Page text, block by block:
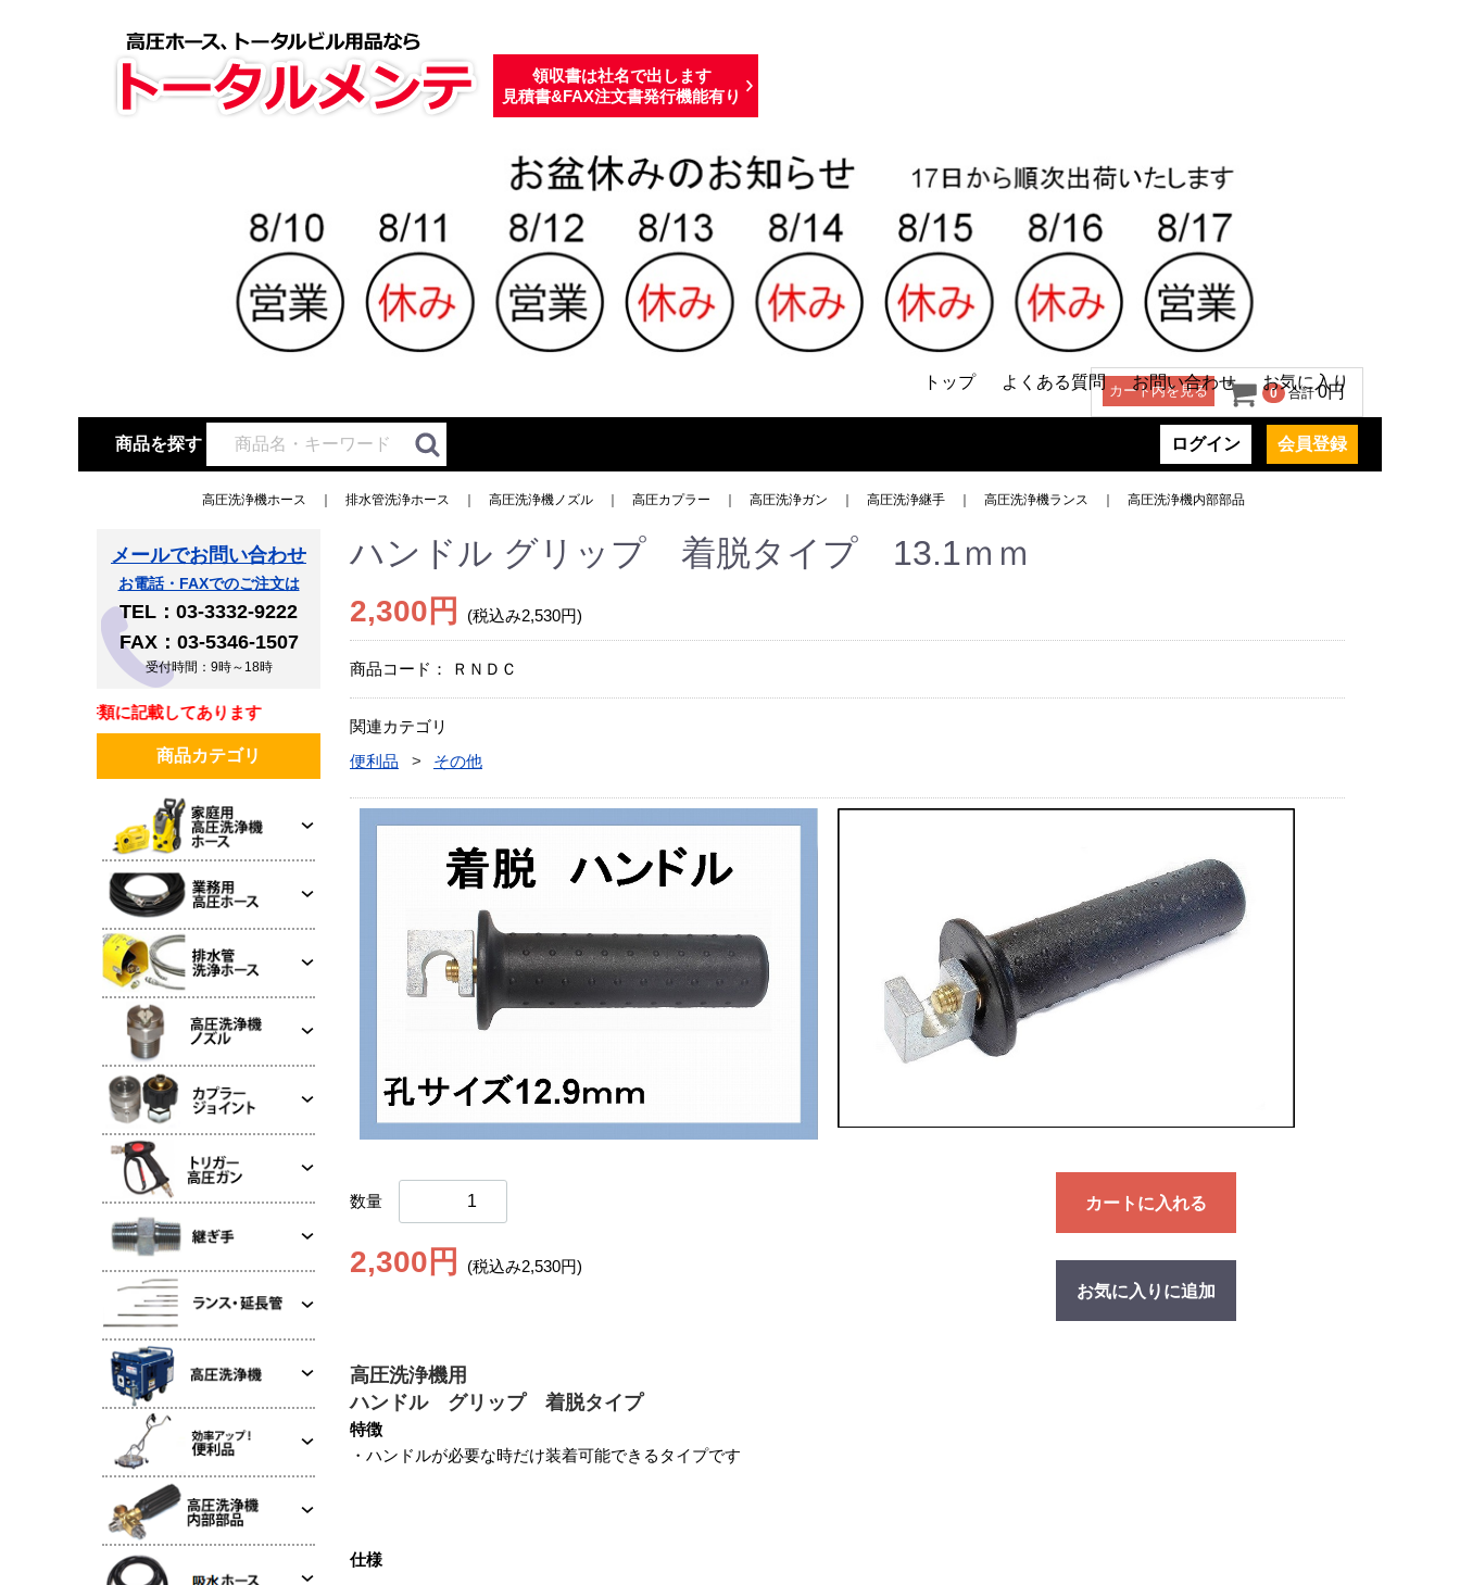
トップ よくある質問 お問い合わせ お気に入り
領収書は社名で出します
見積書&FAX注文書発行機能有り
ログイン 会員登録
カート内を見る 0 合計0円
商品を探す
高圧洗浄機ホース 排水管洗浄ホース 高圧洗浄機ノズル 高圧カプラー 高圧洗浄ガン 高圧洗浄継手 高圧洗浄機ランス 高圧洗浄機内部部品
ハンドル グリップ 着脱タイプ 13.1ｍｍ
2,300円 (税込み2,530円)
商品コード： ＲＮＤＣ
関連カテゴリ
便利品
その他
数量
2,300円 (税込み2,530円)
カートに入れる
お気に入りに追加
高圧洗浄機用
ハンドル グリップ 着脱タイプ
特徴
・ハンドルが必要な時だけ装着可能できるタイプです
仕様
メールでお問い合わせ
お電話・FAXでのご注文は
TEL：03-3332-9222
FAX：03-5346-1507
受付時間：9時～18時
同梱書類に記載してあります
商品カテゴリ